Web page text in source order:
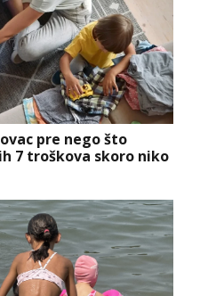
pre nego što
7 troškova skoro niko